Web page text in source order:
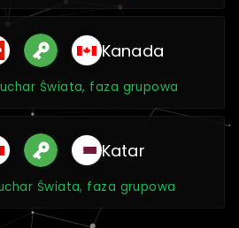
Kanada
Świata, faza grupowa
Katar
Świata, faza grupowa